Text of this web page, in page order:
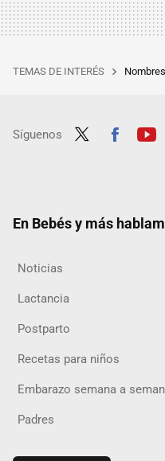
TEMAS DE INTERÉS
Síguenos
En Bebés y más
Noticias
Lactancia
Postparto
Recetas para niños
Embarazo semana a
Padres